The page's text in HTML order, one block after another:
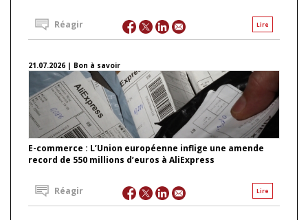
Lire
Réagir
21.07.2026 | Bon à savoir
E-commerce : L’Union européenne inflige une amende
record de 550 millions d’euros à AliExpress
Lire
Réagir